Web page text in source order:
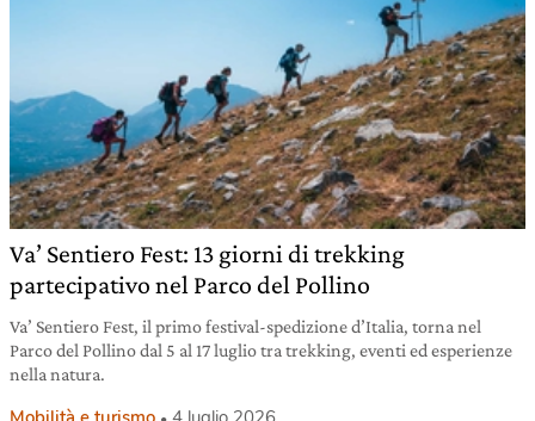
Va’ Sentiero Fest: 13 giorni di trekking
partecipativo nel Parco del Pollino
Va’ Sentiero Fest, il primo festival-spedizione d’Italia, torna nel
Parco del Pollino dal 5 al 17 luglio tra trekking, eventi ed esperienze
nella natura.